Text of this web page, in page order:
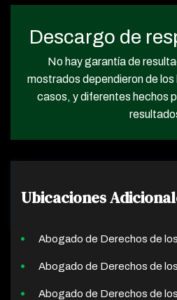
Descargo de
No hay garantía de
mostrados dependieron de
casos, y diferentes hechos
Ubicaciones
Abogado de Derechos de
Abogado de Derechos de
Abogado de Derechos de